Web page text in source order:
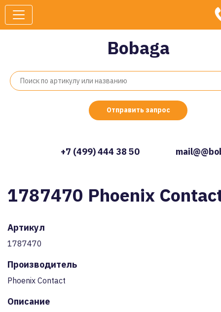
Bobaga
Отправить запрос
+7 (499) 444 38 50
1787470 Phoenix
Артикул
1787470
Производитель
Phoenix Contact
Описание